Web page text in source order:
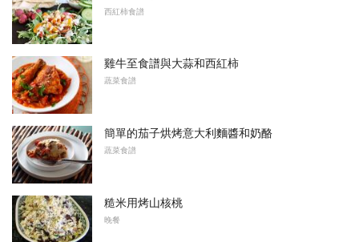
西紅柿食譜
雞牛至食譜與大蒜和西紅柿
蔬菜食譜
簡單的茄子烘烤意大利麵醬和奶酪
蔬菜食譜
糙米用烤山核桃
晚餐